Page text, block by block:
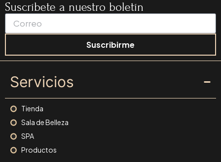
Suscríbete a nuestro boletín
Suscribirme
Servicios
Tienda
Sala de Belleza
SPA
Productos